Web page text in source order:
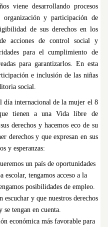
viene desarrollando procesos
organización y participación de
de sus derechos en los
acciones de control social y
para el cumplimiento de
para garantizarlos. En esta
e inclusión de las niñas
social.
día internacional de la mujer el 8
tienen a una Vida libre de
derechos y hacemos eco de su
derechos y que expresan en sus
y esperanzas:
un país de oportunidades
escolar, tengamos acceso a la
posibilidades de empleo.
escuchar y que nuestros derechos
se tengan en cuenta.
económica más favorable para